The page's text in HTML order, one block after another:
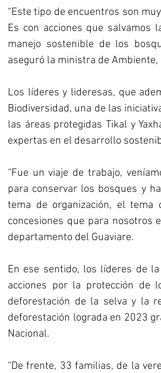
“Este tipo de encuentros son
Es con acciones que salvamos
manejo sostenible de los
aseguró la ministra de Ambiente,
Los líderes y lideresas, que
Biodiversidad, una de las
las áreas protegidas Tikal y
expertas en el desarrollo
“Fue un viaje de trabajo,
para conservar los bosques y
tema de organización, el
concesiones que para nosotros
departamento del Guaviare.
En ese sentido, los líderes de
acciones por la protección de
deforestación de la selva y la
deforestación lograda en 2023
Nacional.
“De frente, 33 familias, de la